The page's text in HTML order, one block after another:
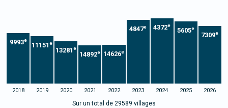
9993e
11151e
13281e
14892e 14626e
4847e 4372e
5605e
7309e
2018 2019 2020 2021 2022 2023 2024 2025 2026
Sur un total de 29589 villages